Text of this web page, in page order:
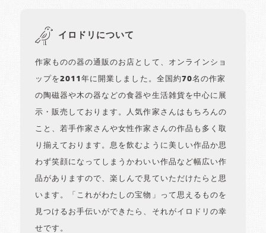
イロドリについて
作家ものの器の通販のお店として、オンラインショ
ップを2011年に開業しました。全国約70名の作家
の陶磁器や木の器などの食器や生活雑貨を中心に展
示・販売しております。人気作家さんはもちろんの
こと、若手作家さんや女性作家さんの作品も多く取
り揃えております。息を飲むように美しい作品か思
わず笑顔になってしまうかわいい作品など幅広い作
品がありますので、楽しんで見ていただけたらと思
います。「これがわたしの宝物」って思えるものを
見つけるお手伝いができたら、それがイロドリの幸
せです。